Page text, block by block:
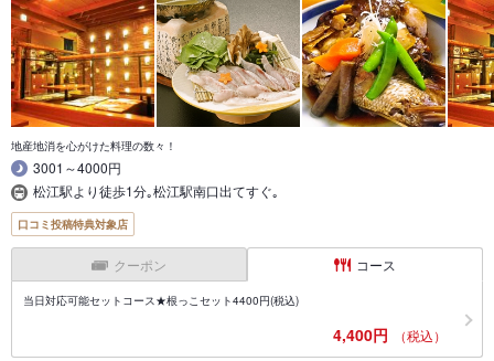
地産地消を心がけた料理の数々！
3001～4000円
松江駅より徒歩1分｡松江駅南口出てすぐ｡
口コミ投稿特典対象店
クーポン コース
当日対応可能セットコース★根っこセット4400円(税込)
4,400円 （税込）